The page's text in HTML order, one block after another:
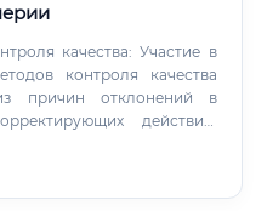
Участие в
контроля качества
причин отклонений в
действий.
профессия,